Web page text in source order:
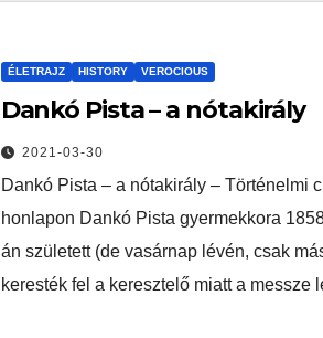
ÉLETRAJZ HISTORY VEROCIOUS
Dankó Pista – a nótakirály
2021-03-30
Dankó Pista – a nótakirály – Történelmi
honlapon Dankó Pista gyermekkora
án született (de vasárnap lévén, csak
keresték fel a keresztelő miatt a messze